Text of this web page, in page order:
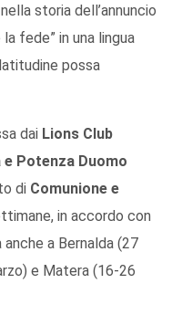
storia dell’annuncio
fede” in una lingua
possa
dai Lions Club
Potenza Duomo
di Comunione e
in accordo con
a Bernalda (27
e Matera (16-26